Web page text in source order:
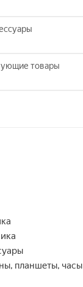
товары
планшеты, часы